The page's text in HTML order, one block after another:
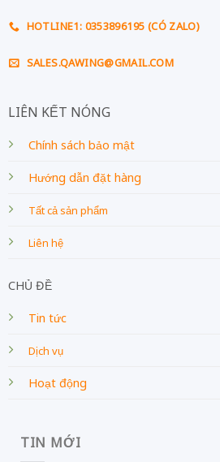
HOTLINE1: 0353896195 (CÓ ZALO)
SALES.QAWING@GMAIL.COM
LIÊN KẾT NÓNG
Chính sách bảo mật
Hướng dẫn đặt hàng
Tất cả sản phẩm
Liên hệ
CHỦ ĐỀ
Tin tức
Dịch vụ
Hoạt động
TIN MỚI